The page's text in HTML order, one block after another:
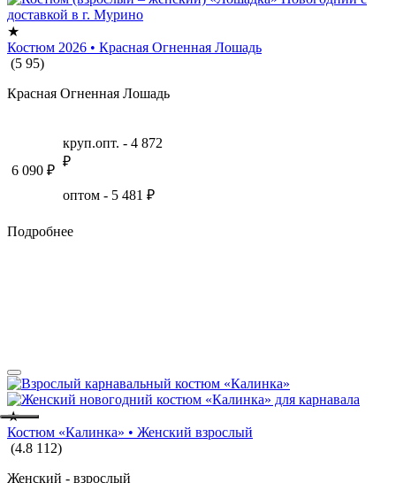
★
Костюм 2026 • Красная Огненная Лошадь
(5 95)
Красная Огненная Лошадь
6 090 ₽
круп.опт. - 4 872
₽
оптом - 5 481 ₽
Подробнее
★
Костюм «Калинка» • Женский взрослый
(4.8 112)
Женский - взрослый